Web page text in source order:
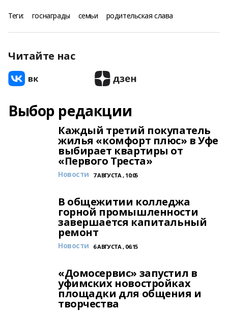
Теги: госнаграды семьи родительская слава
Читайте нас
Выбор редакции
Каждый третий покупатель
жилья «комфорт плюс» в Уфе
выбирает квартиры от
«Первого Треста»
Новости 7 АВГУСТА , 10:05
В общежитии колледжа
горной промышленности
завершается капитальный
ремонт
Новости 6 АВГУСТА , 06:15
«Домосервис» запустил в
уфимских новостройках
площадки для общения и
творчества